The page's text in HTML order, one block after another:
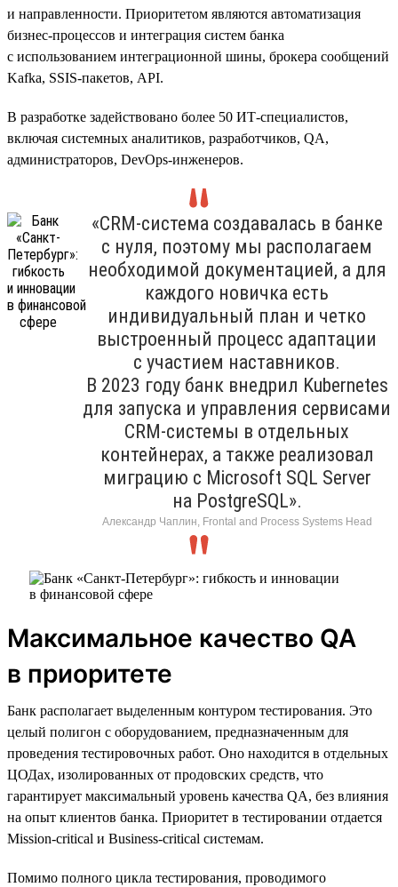
и направленности. Приоритетом являются автоматизация
бизнес-процессов и интеграция систем банка
с использованием интеграционной шины, брокера сообщений
Kafka, SSIS-пакетов, API.
В разработке задействовано более 50 ИТ-специалистов,
включая системных аналитиков, разработчиков, QA,
администраторов, DevOps-инженеров.
«CRM-система создавалась в банке
с нуля, поэтому мы располагаем
необходимой документацией, а для
каждого новичка есть
индивидуальный план и четко
выстроенный процесс адаптации
с участием наставников.
В 2023 году банк внедрил Kubernetes
для запуска и управления сервисами
CRM-системы в отдельных
контейнерах, а также реализовал
миграцию с Microsoft SQL Server
на PostgreSQL».
Александр Чаплин, Frontal and Process Systems Head
Максимальное качество QA
в приоритете
Банк располагает выделенным контуром тестирования. Это
целый полигон с оборудованием, предназначенным для
проведения тестировочных работ. Оно находится в отдельных
ЦОДах, изолированных от продовских средств, что
гарантирует максимальный уровень качества QA, без влияния
на опыт клиентов банка. Приоритет в тестировании отдается
Mission-critical и Business-critical системам.
Помимо полного цикла тестирования, проводимого